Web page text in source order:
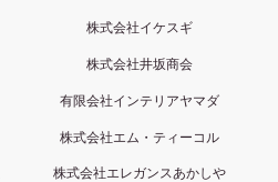
株式会社イケスギ
株式会社井坂商会
有限会社インテリアヤマダ
株式会社エム・ティーコル
株式会社エレガンスあかしや